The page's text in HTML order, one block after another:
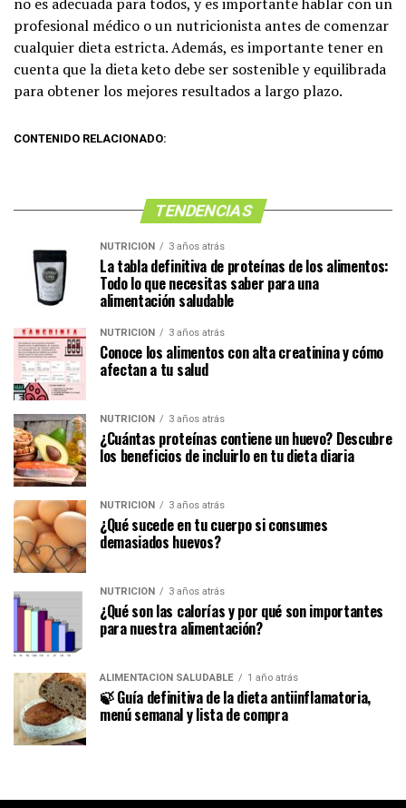
profesional médico o un nutricionista antes de comenzar
cualquier dieta estricta. Además, es importante tener en
cuenta que la dieta keto debe ser sostenible y equilibrada
para obtener los mejores resultados a largo plazo.
CONTENIDO RELACIONADO:
TENDENCIAS
NUTRICIÓN 3 años atrás
La tabla definitiva de proteínas de los alimentos:
Todo lo que necesitas saber para una
alimentación saludable
NUTRICIÓN 3 años atrás
Conoce los alimentos con alta creatinina y cómo
afectan a tu salud
NUTRICIÓN 3 años atrás
¿Cuántas proteínas contiene un huevo? Descubre
los beneficios de incluirlo en tu dieta diaria
NUTRICIÓN 3 años atrás
¿Qué sucede en tu cuerpo si consumes
demasiados huevos?
NUTRICIÓN 3 años atrás
¿Qué son las calorías y por qué son importantes
para nuestra alimentación?
ALIMENTACIÓN SALUDABLE 1 año atrás
🍃 Guía definitiva de la dieta antiinflamatoria,
menú semanal y lista de compra